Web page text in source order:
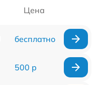
Цена
бесплатно
500 р